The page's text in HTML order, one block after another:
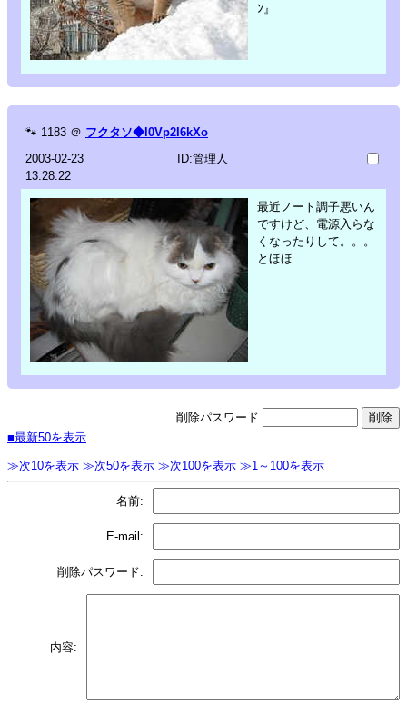
ﾝ』
🐾 1183 ＠ フクタソ◆l0Vp2I6kXo
2003-02-23
13:28:22
ID:管理人
最近ノート調子悪いん
ですけど、電源入らな
くなったりして。。。
とほほ
削除パスワード
■最新50を表示
≫次10を表示 ≫次50を表示 ≫次100を表示 ≫1～100を表示
名前:
E-mail:
削除パスワード:
内容: